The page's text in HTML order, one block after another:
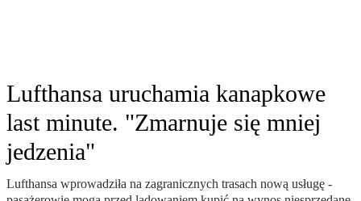
Lufthansa uruchamia kanapkowe
last minute. "Zmarnuje się mniej
jedzenia"
Lufthansa wprowadziła na zagranicznych trasach nową usługę -